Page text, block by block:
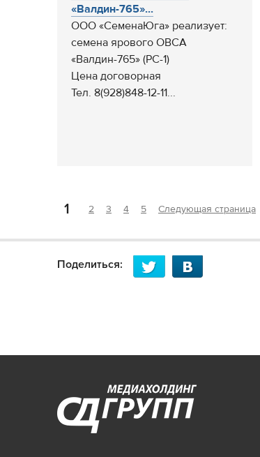
«Валдин-765»...
ООО «СеменаЮга» реализует:
семена ярового ОВСА
«Валдин-765» (РС-1)
Цена договорная
Тел. 8(928)848-12-11...
1 2 3 4 5 Следующая страница
Поделиться: